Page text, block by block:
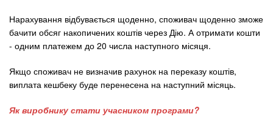
Нарахування відбувається щоденно, споживач щоденно зможе
бачити обсяг накопичених коштів через Дію. А отримати кошти
- одним платежем до 20 числа наступного місяця.
Якщо споживач не визначив рахунок на переказу коштів,
виплата кешбеку буде перенесена на наступний місяць.
Як виробнику стати учасником програми?